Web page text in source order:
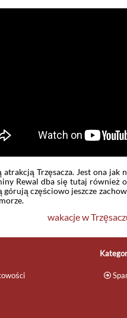
Trzęsacza. Jest ona jak
Rewal dba się tutaj również
częściowo jeszcze
wakacje w